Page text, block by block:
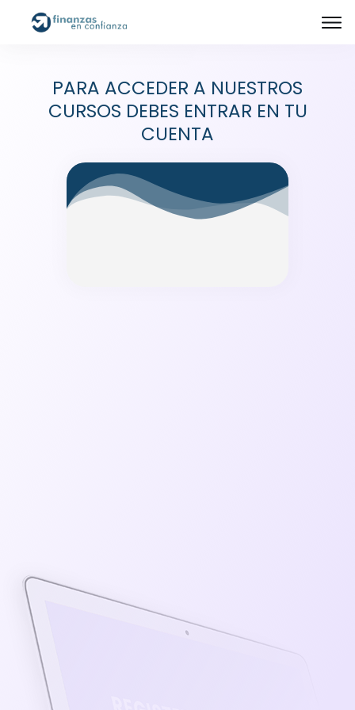
PARA ACCEDER A NUESTROS
CURSOS DEBES ENTRAR EN TU
CUENTA